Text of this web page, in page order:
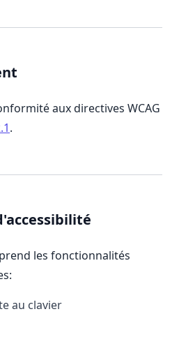
aux directives WCAG
.
les fonctionnalités
au clavier